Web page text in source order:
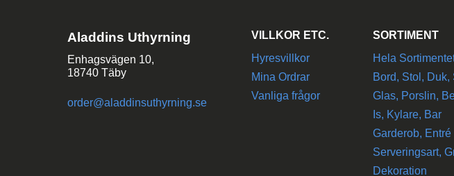
Aladdins Uthyrning
Enhagsvägen 10,
18740 Täby
order@aladdinsuthyrning.se
VILLKOR ETC.
Hyresvillkor
Mina Ordrar
Vanliga frågor
SORTIMENT
Hela
Bord, Stol, Duk,
Glas, Porslin,
Is, Kylare, Bar
Garderob, Entré
Serveringsart,
Dekoration